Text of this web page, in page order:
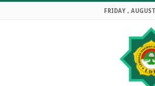
FRIDAY ,